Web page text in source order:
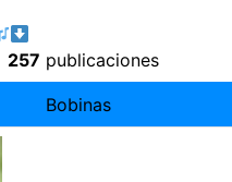
257 publicaciones
Bobinas